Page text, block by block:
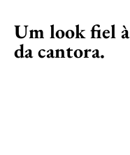
Um look fiel
da cantora.